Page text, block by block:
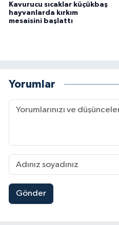
Kavurucu sıcaklar küçükbaş
hayvanlarda kırkım
mesaisini başlattı
Yorumlar
Gönder